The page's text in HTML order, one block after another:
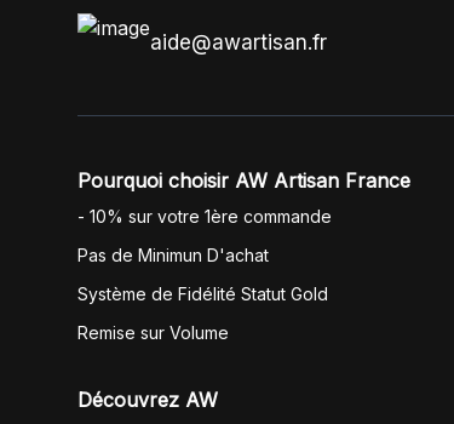
aide@awartisan.fr
Pourquoi choisir AW Artisan France
- 10% sur votre 1ère commande
Pas de Minimun D'achat
Système de Fidélité Statut Gold
Remise sur Volume
Découvrez AW